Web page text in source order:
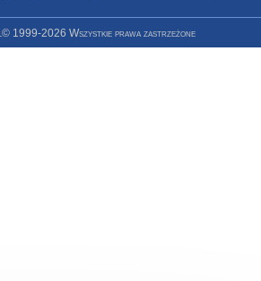
1999-2026 Wszystkie prawa zastrzeżone